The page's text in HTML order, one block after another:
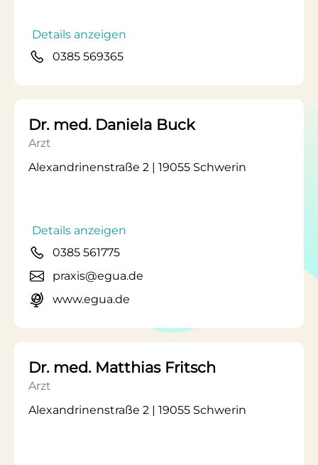
Details anzeigen
0385 569365
Dr. med. Daniela Buck
Arzt
Alexandrinenstraße 2 | 19055 Schwerin
Details anzeigen
0385 561775
praxis@egua.de
www.egua.de
Dr. med. Matthias Fritsch
Arzt
Alexandrinenstraße 2 | 19055 Schwerin